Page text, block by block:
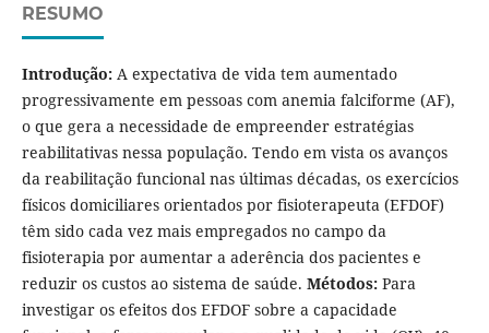
RESUMO
Introdução: A expectativa de vida tem aumentado
progressivamente em pessoas com anemia falciforme (AF),
o que gera a necessidade de empreender estratégias
reabilitativas nessa população. Tendo em vista os avanços
da reabilitação funcional nas últimas décadas, os exercícios
físicos domiciliares orientados por fisioterapeuta (EFDOF)
têm sido cada vez mais empregados no campo da
fisioterapia por aumentar a aderência dos pacientes e
reduzir os custos ao sistema de saúde. Métodos: Para
investigar os efeitos dos EFDOF sobre a capacidade